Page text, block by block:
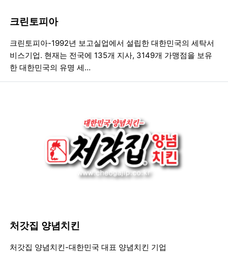
크린토피아
등록일
조회
크린토피아-1992년 보고실업에서 설립한 대한민국의 세탁서
비스기업. 현재는 전국에 135개 지사, 3149개 가맹점을 보유
한 대한민국의 유명 세…
처갓집 양념치킨
등록일
조회
처갓집 양념치킨-대한민국 대표 양념치킨 기업